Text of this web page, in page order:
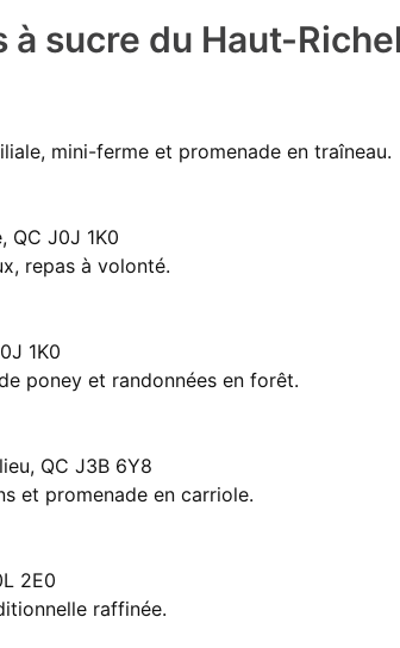
sucre du Haut-
mini-ferme et promenade en traîneau.
QC J0J 1K0
repas à volonté.
1K0
poney et randonnées en forêt.
QC J3B 6Y8
et promenade en carriole.
2E0
raffinée.